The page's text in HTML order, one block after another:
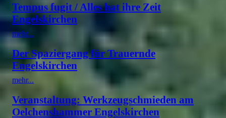
Tempus fugit / Alles hat ihre Zeit
Engelskirchen
mehr...
Der Spaziergang für Trauernde
Engelskirchen
mehr...
Veranstaltung: Werkzeugschmieden am
Oelchenshammer Engelskirchen